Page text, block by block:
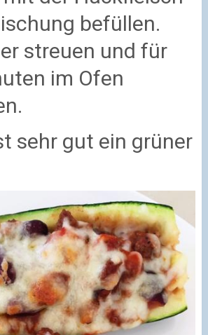
befüllen.
streuen und für
im Ofen
sehr gut ein grüner